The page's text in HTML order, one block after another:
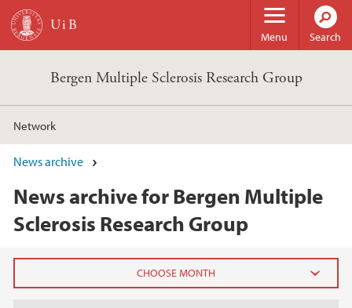
Skip to main content
Menu Search
Bergen Multiple Sclerosis Research Group
Network
News archive
News archive for Bergen Multiple
Sclerosis Research Group